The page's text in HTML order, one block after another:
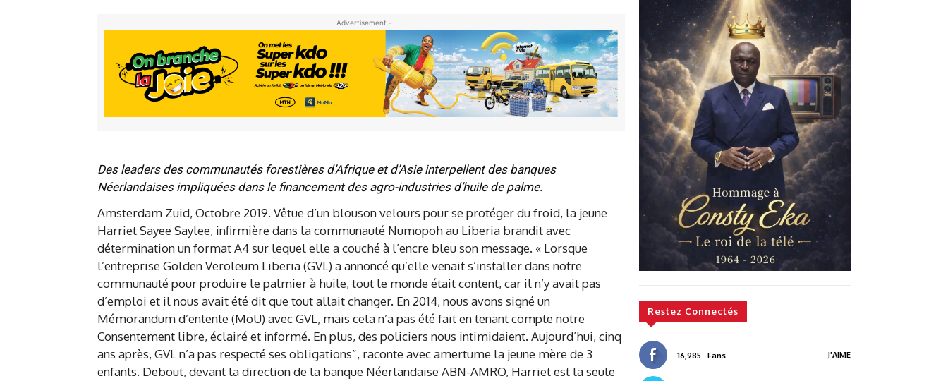
- Advertisement -
Des leaders des communautés forestières d’Afrique et d’Asie interpellent des banques
Néerlandaises impliquées dans le financement des agro-industries d’huile de palme.
Amsterdam Zuid, Octobre 2019. Vêtue d’un blouson velours pour se protéger du froid, la jeune
Harriet Sayee Saylee, infirmière dans la communauté Numopoh au Liberia brandit avec
détermination un format A4 sur lequel elle a couché à l’encre bleu son message. « Lorsque
l’entreprise Golden Veroleum Liberia (GVL) a annoncé qu’elle venait s’installer dans notre
communauté pour produire le palmier à huile, tout le monde était content, car il n’y avait pas
d’emploi et il nous avait été dit que tout allait changer. En 2014, nous avons signé un
Mémorandum d’entente (MoU) avec GVL, mais cela n’a pas été fait en tenant compte notre
Consentement libre, éclairé et informé. En plus, des policiers nous intimidaient. Aujourd’hui, cinq
ans après, GVL n’a pas respecté ses obligations”, raconte avec amertume la jeune mère de 3
enfants. Debout, devant la direction de la banque Néerlandaise ABN-AMRO, Harriet est la seule
Restez Connectés
16,985 Fans J'AIME